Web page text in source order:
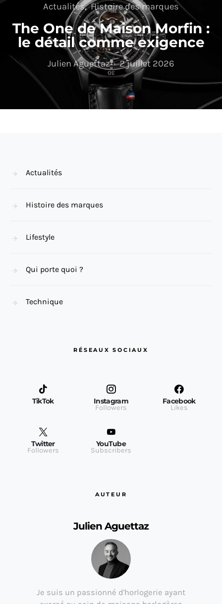
Actualités Histoire des marques
The One de Maison Morfin :
le détail comme exigence
Julien Aguettaz 2 juillet 2026
Actualités
Histoire des marques
Lifestyle
Qui porte quoi ?
Technique
RÉSEAUX SOCIAUX
TikTok Instagram
Followers
Facebook
Likes
Twitter
Followers
YouTube
Subscribers
AUTEUR
Julien Aguettaz
Je suis un passionné d'horlogerie ayant